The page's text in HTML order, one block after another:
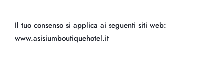
Il tuo consenso si applica ai seguenti siti web:
www.asisiumboutiquehotel.it